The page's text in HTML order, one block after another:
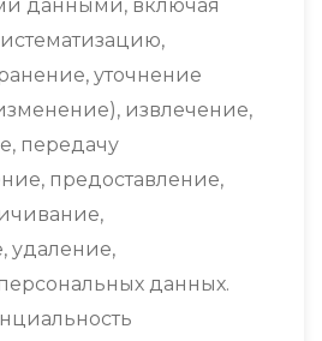
данными, включая
уточнение
извлечение,
передачу
предоставление,
удаление,
данных.